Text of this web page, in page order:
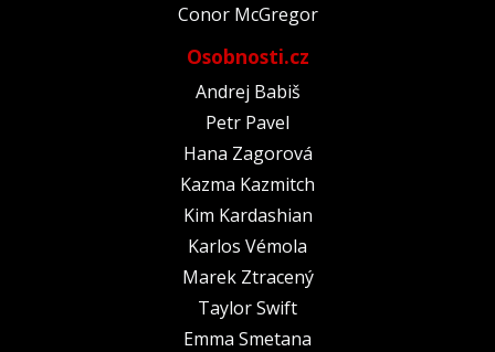
Conor McGregor
Osobnosti.cz
Andrej Babiš
Petr Pavel
Hana Zagorová
Kazma Kazmitch
Kim Kardashian
Karlos Vémola
Marek Ztracený
Taylor Swift
Emma Smetana